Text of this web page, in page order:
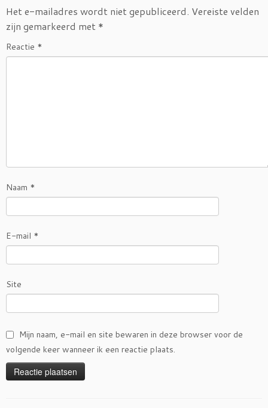
o e
r
Het e-mailadres wordt niet gepubliceerd. Vereiste velden
zijn gemarkeerd met *
Reactie *
Naam *
E-mail *
Site
Mijn naam, e-mail en site bewaren in deze browser voor de
volgende keer wanneer ik een reactie plaats.